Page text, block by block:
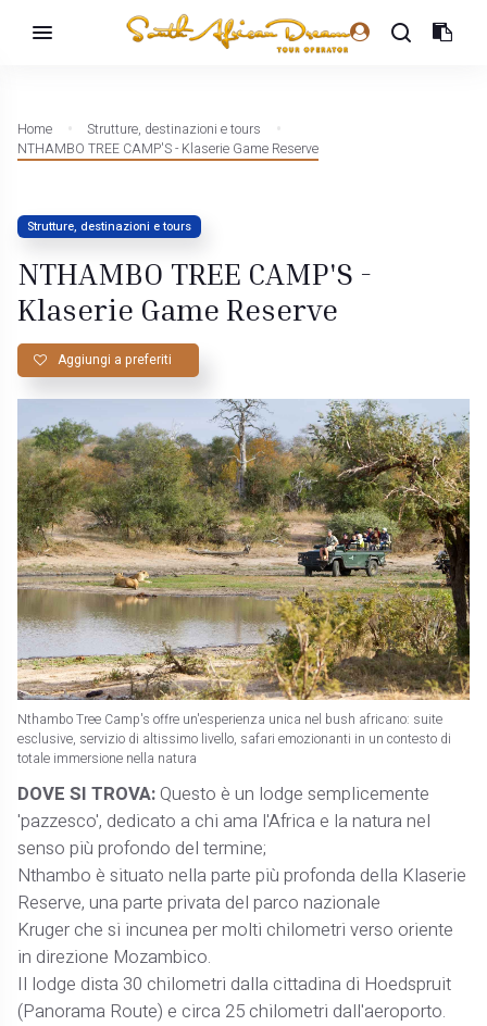
Home
Strutture, destinazioni e tours
NTHAMBO TREE CAMP'S - Klaserie Game Reserve
Strutture, destinazioni e tours
NTHAMBO TREE CAMP'S -
Klaserie Game Reserve
Aggiungi a preferiti
Nthambo Tree Camp's offre un'esperienza unica nel bush africano: suite
esclusive, servizio di altissimo livello, safari emozionanti in un contesto di
totale immersione nella natura
DOVE SI TROVA:Questo è un lodge semplicemente
'pazzesco', dedicato a chi ama l'Africa e la natura nel
senso più profondo del termine;
Nthambo è situato nella parte più profonda della Klaserie
Reserve, una parte privata del parco nazionale
Kruger che si incunea per molti chilometri verso oriente
in direzione Mozambico.
Il lodge dista 30 chilometri dalla cittadina di Hoedspruit
(Panorama Route) e circa 25 chilometri dall'aeroporto.